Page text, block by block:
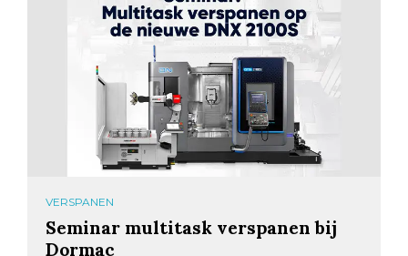
VERSPANEN
Seminar multitask verspanen bij
Dormac